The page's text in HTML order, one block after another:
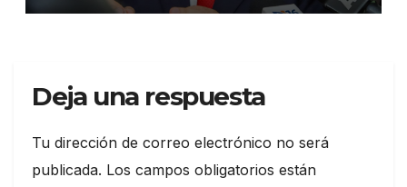
Deja una respuesta
Tu dirección de correo electrónico no será
publicada. Los campos obligatorios están